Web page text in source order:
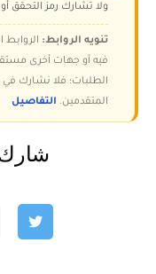
ولا تُشارك رمز التحقق
تنويه الروابط: الروابط
فيه أو جهات أخرى
الطلبات؛ فلا نشارك في
المتقدمين. التفاصيل
شارك